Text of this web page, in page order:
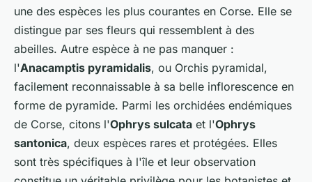
une des espèces les plus courantes en Corse. Elle se
distingue par ses fleurs qui ressemblent à des
abeilles. Autre espèce à ne pas manquer :
l'Anacamptis pyramidalis, ou Orchis pyramidal,
facilement reconnaissable à sa belle inflorescence en
forme de pyramide. Parmi les orchidées endémiques
de Corse, citons l'Ophrys sulcata et l'Ophrys
santonica, deux espèces rares et protégées. Elles
sont très spécifiques à l'île et leur observation